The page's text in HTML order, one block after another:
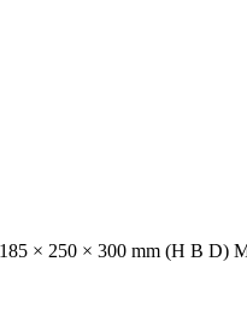
× 250 × 300 mm (H B D)